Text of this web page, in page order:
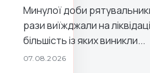
Минулої доби
рази виїжджали на
більшість із яких виникли...
07.08.2026